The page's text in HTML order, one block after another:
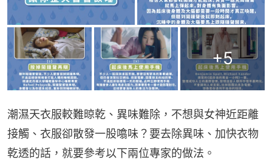
+5
潮濕天衣服較難晾乾、異味難除，不想與女神近距離
接觸、衣服卻散發一股噏味？要去除異味、加快衣物
乾透的話，就要參考以下兩位專家的做法。